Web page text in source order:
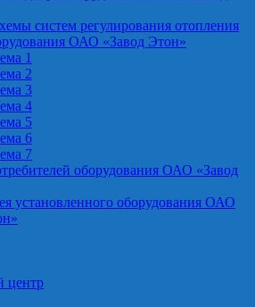
систем регулирования отопления
ОАО «Завод Этон»
1
2
3
4
5
6
7
оборудования ОАО «Завод
установленного оборудования ОАО
центр